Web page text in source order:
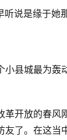
说是缘于她
小县城最为
革开放的春风
友了。在这